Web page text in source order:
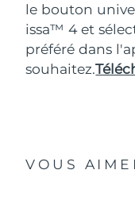
le bouton
issa™ 4 et
préféré dans
souhaitez.
VOUS